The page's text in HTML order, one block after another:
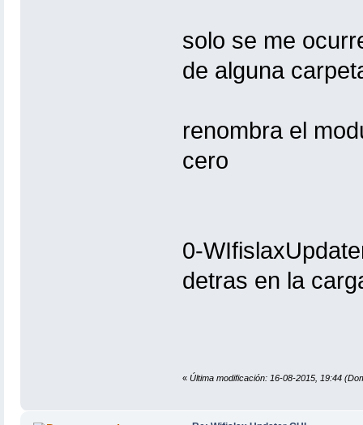
solo se me
de alguna
renombra el
cero
0-
detras en la
« Última modificación: 16-08-2015, 19:44